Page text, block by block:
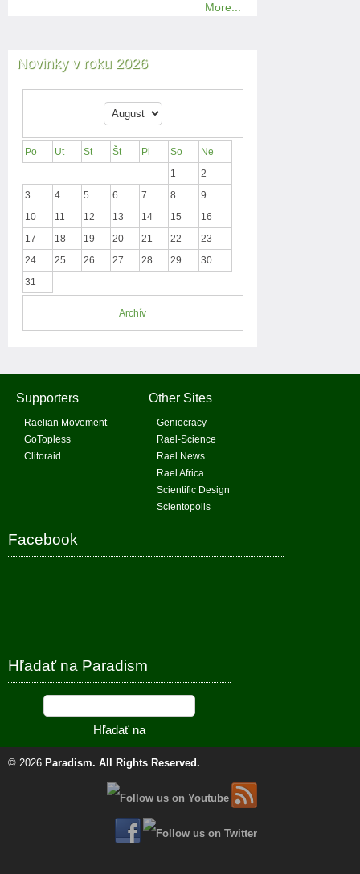
More...
Novinky v roku 2026
Po Ut St Št Pi So
Ne
1
2
3
4 5 6 7 8
9
10
11 12 13 14 15
16
17
18 19 20 21 22
23
24
25 26 27 28 29
30
31
Archív
Supporters
Raelian Movement
GoTopless
Clitoraid
Other Sites
Geniocracy
Rael-Science
Rael News
Rael Africa
Scientific Design
Scientopolis
Facebook
Hľadať na Paradism
© 2026 Paradism. All Rights Reserved.